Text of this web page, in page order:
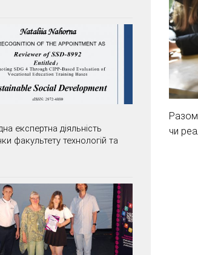
Разом
чи
експертна діяльність
факультету технологій та